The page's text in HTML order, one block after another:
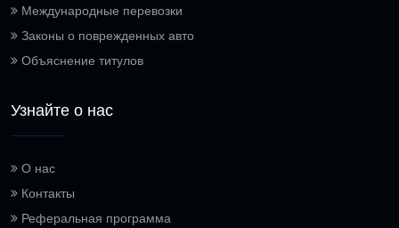
Международные перевозки
Законы о поврежденных авто
Объяснение титулов
Узнайте о нас
О нас
Контакты
Реферальная программа